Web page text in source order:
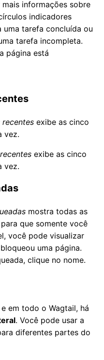
informações sobre
indicadores
uma tarefa concluída ou
tarefa incompleta.
página está
recentes exibe as cinco
vez.
exibe as cinco
vez.
mostra todas as
que somente você
você pode visualizar
uma página.
clique no nome.
em todo o Wagtail, há
. Você pode usar a
diferentes partes do